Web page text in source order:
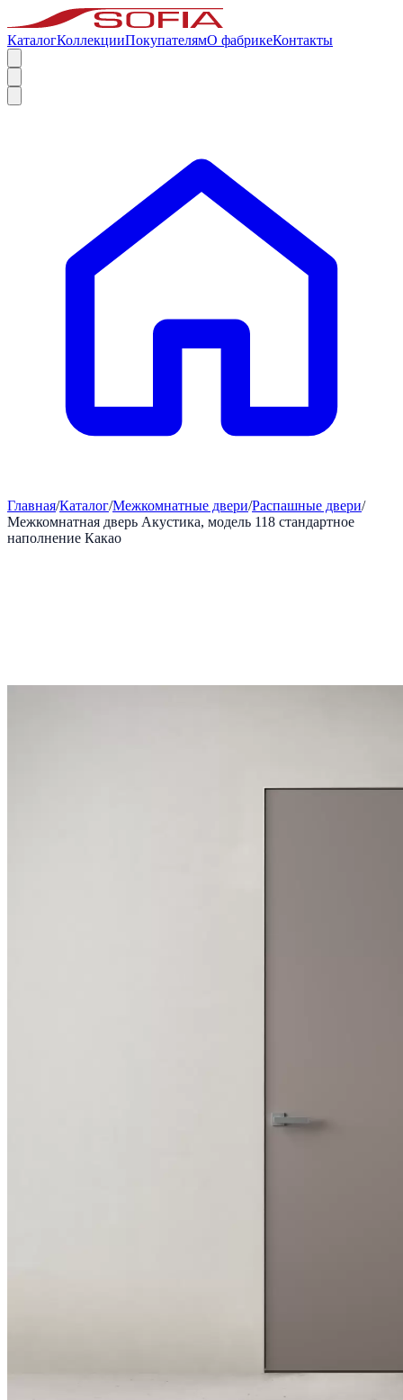
КаталогКоллекцииПокупателямО фабрикеКонтакты
Главная/Каталог/Межкомнатные двери/Распашные двери/
Межкомнатная дверь Акустика, модель 118 стандартное
наполнение Какао